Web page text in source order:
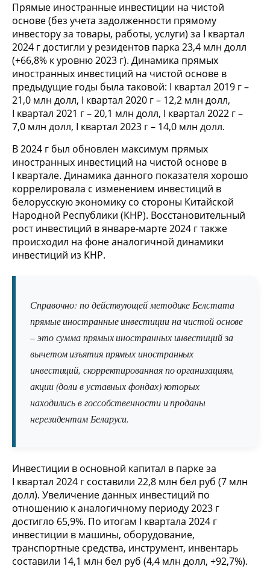
Прямые иностранные инвестиции на чистой
основе (без учета задолженности прямому
инвестору за товары, работы, услуги) за I квартал
2024 г достигли у резидентов парка 23,4 млн долл
(+66,8% к уровню 2023 г). Динамика прямых
иностранных инвестиций на чистой основе в
предыдущие годы была таковой: I квартал 2019 г –
21,0 млн долл, I квартал 2020 г – 12,2 млн долл,
I квартал 2021 г – 20,1 млн долл, I квартал 2022 г –
7,0 млн долл, I квартал 2023 г – 14,0 млн долл.
В 2024 г был обновлен максимум прямых
иностранных инвестиций на чистой основе в
I квартале. Динамика данного показателя хорошо
коррелировала с изменением инвестиций в
белорусскую экономику со стороны Китайской
Народной Республики (КНР). Восстановительный
рост инвестиций в январе-марте 2024 г также
происходил на фоне аналогичной динамики
инвестиций из КНР.
Справочно: по действующей методике Белстата
прямые иностранные инвестиции на чистой основе
– это сумма прямых иностранных инвестиций за
вычетом изъятия прямых иностранных
инвестиций, скорректированная по организациям,
акции (доли в уставных фондах) которых
находились в госсобственности и проданы
нерезидентам Беларуси.
Инвестиции в основной капитал в парке за
I квартал 2024 г составили 22,8 млн бел руб (7 млн
долл). Увеличение данных инвестиций по
отношению к аналогичному периоду 2023 г
достигло 65,9%. По итогам I квартала 2024 г
инвестиции в машины, оборудование,
транспортные средства, инструмент, инвентарь
составили 14,1 млн бел руб (4,4 млн долл, +92,7%).